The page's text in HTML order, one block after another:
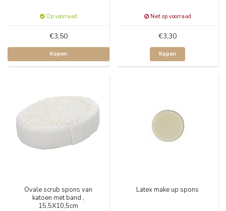
Op voorraad
€3,50
Kopen
Niet op voorraad
€3,30
Kopen
Ovale scrub spons van
katoen met band ,
15,5X10,5cm
Latex make up spons